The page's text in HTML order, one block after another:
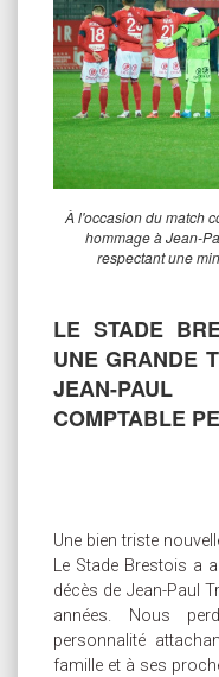
À l'occasion du match
hommage à Jean-
respectant une
LE STADE
UNE GRANDE
JEAN-
COMPTABLE
Une bien triste
Le Stade Brestois a
décès de Jean-Paul
années. Nous
personnalité
famille et à ses